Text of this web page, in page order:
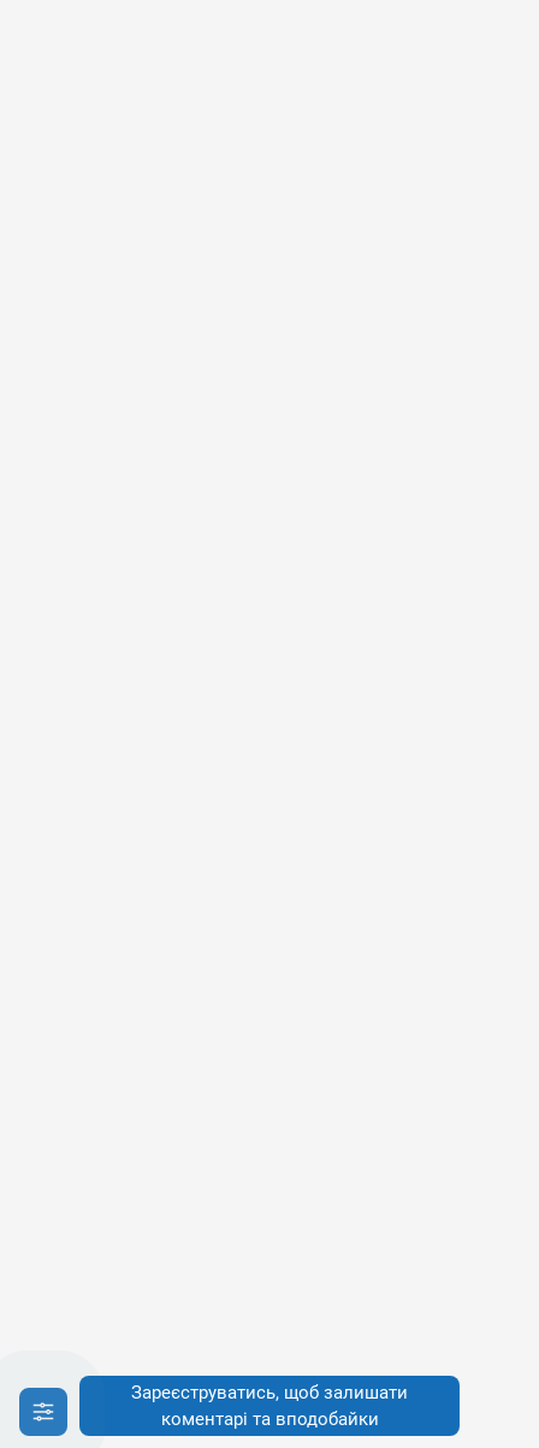
Зареєструватись, щоб залишати
коментарі та вподобайки